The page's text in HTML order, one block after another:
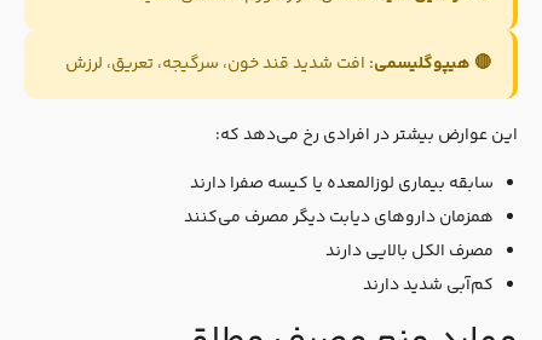
🔴 هیپوگلیسمی:افت شدید قند خون، سرگیجه، تعریق، لرزش
این عوارض بیشتر در افرادی رخ می‌دهد که:
سابقه بیماری لوزالمعده یا کیسه صفرا دارند
همزمان داروهای دیابت دیگر مصرف می‌کنند
مصرف الکل بالایی دارند
کم‌آبی شدید دارند